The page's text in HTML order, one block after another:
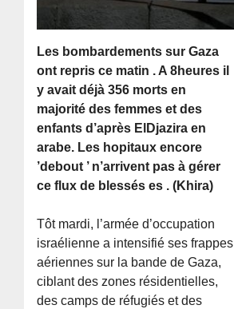
Les bombardements sur Gaza
ont repris ce matin . A 8heures il
y avait déjà 356 morts en
majorité des femmes et des
enfants d’après ElDjazira en
arabe. Les hopitaux encore
’debout ’ n’arrivent pas à gérer
ce flux de blessés es . (Khira)
Tôt mardi, l’armée d’occupation
israélienne a intensifié ses frappes
aériennes sur la bande de Gaza,
ciblant des zones résidentielles,
des camps de réfugiés et des